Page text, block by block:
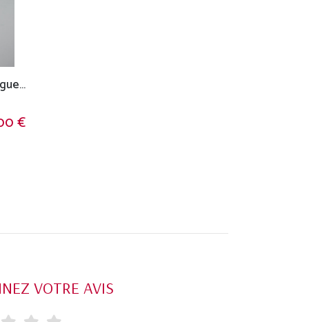
T-Shirt Tapan manches longues 100% Bio
€
VOTRE AVIS